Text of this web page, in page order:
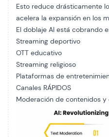
Esto reduce drásticamente
acelera la expansión en los
El doblaje AI está cobrando
Streaming deportivo
OTT educativo
Streaming religioso
Plataformas de
Canales RÁPIDOS
Moderación de contenidos